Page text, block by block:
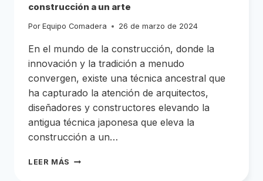
construcción a un arte
Por Equipo Comadera 26 de marzo de 2024
En el mundo de la construcción, donde la
innovación y la tradición a menudo
convergen, existe una técnica ancestral que
ha capturado la atención de arquitectos,
diseñadores y constructores elevando la
antigua técnica japonesa que eleva la
construcción a un…
LEER MÁS YAKISUGI: